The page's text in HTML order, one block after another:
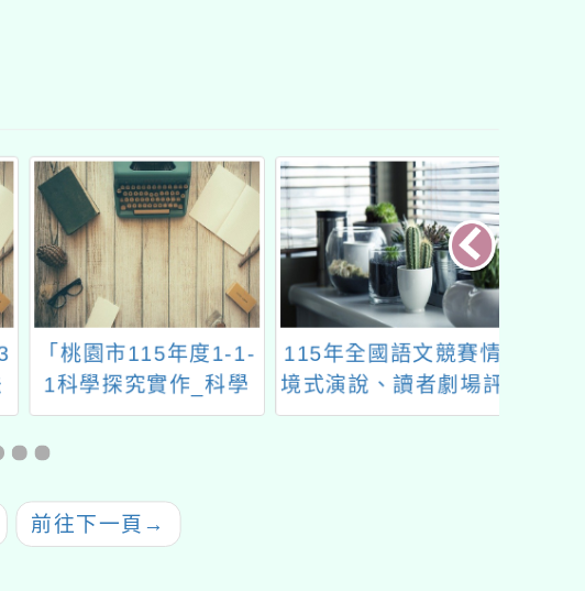
「桃園市115年度1-1-
1科學探究實作_科學
教室計畫種子教師培訓
115年全國語文競賽情
境式演說、讀者劇場評
判培訓
前往下一頁 →